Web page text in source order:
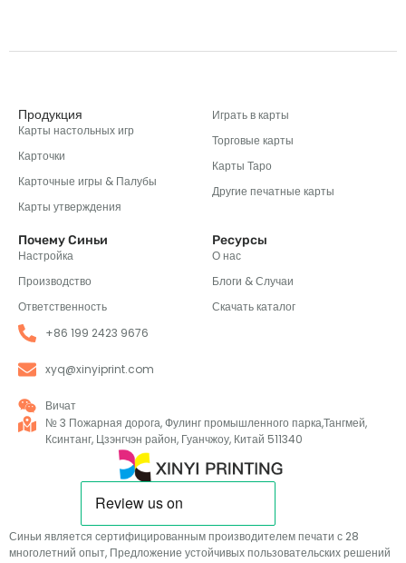
Синьи является сертифицированным производителем печати с 28
многолетний опыт, Предложение устойчивых пользовательских решений
Продукция
Карты настольных игр
Карточки
Карточные игры & Палубы
Карты утверждения
Играть в карты
Торговые карты
Карты Таро
Другие печатные карты
Почему Синьи
Настройка
Производство
Ответственность
Ресурсы
О нас
Блоги & Случаи
Скачать каталог
+86 199 2423 9676
xyq@xinyiprint.com
Вичат
№ 3 Пожарная дорога, Фулинг промышленного парка,Тангмей,
Ксинтанг, Цзэнгчэн район, Гуанчжоу, Китай 511340